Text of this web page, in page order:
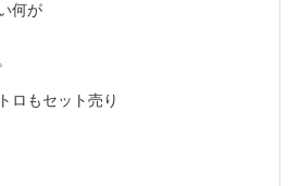
何が
ロもセット売り